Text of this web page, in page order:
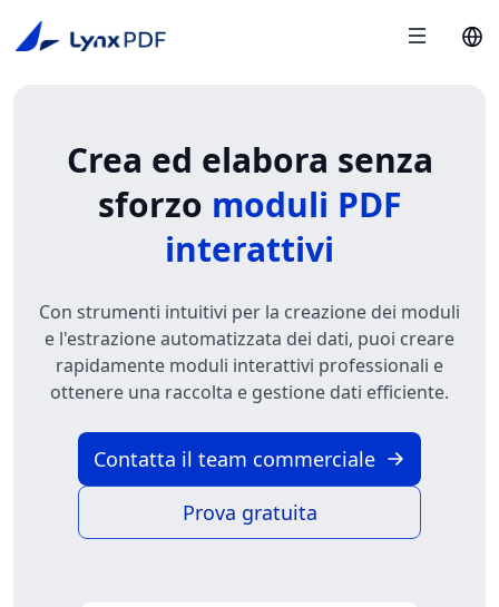
Crea ed elabora senza
sforzo moduli PDF
interattivi
Con strumenti intuitivi per la creazione dei moduli
e l'estrazione automatizzata dei dati, puoi creare
rapidamente moduli interattivi professionali e
ottenere una raccolta e gestione dati efficiente.
Contatta il team commerciale
Prova gratuita